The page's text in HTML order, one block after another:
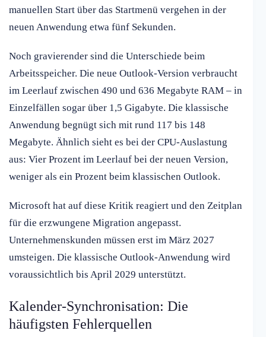
manuellen Start über das Startmenü vergehen in der
neuen Anwendung etwa fünf Sekunden.
Noch gravierender sind die Unterschiede beim
Arbeitsspeicher. Die neue Outlook-Version verbraucht
im Leerlauf zwischen 490 und 636 Megabyte RAM – in
Einzelfällen sogar über 1,5 Gigabyte. Die klassische
Anwendung begnügt sich mit rund 117 bis 148
Megabyte. Ähnlich sieht es bei der CPU-Auslastung
aus: Vier Prozent im Leerlauf bei der neuen Version,
weniger als ein Prozent beim klassischen Outlook.
Microsoft hat auf diese Kritik reagiert und den Zeitplan
für die erzwungene Migration angepasst.
Unternehmenskunden müssen erst im März 2027
umsteigen. Die klassische Outlook-Anwendung wird
voraussichtlich bis April 2029 unterstützt.
Kalender-Synchronisation: Die
häufigsten Fehlerquellen